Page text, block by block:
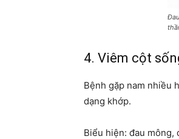
4. Viêm cột
Bệnh gặp nam nhiều
dạng khớp.
Biểu hiện: đau mông,